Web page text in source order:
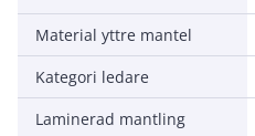
Material yttre mantel
Kategori ledare
Laminerad mantling